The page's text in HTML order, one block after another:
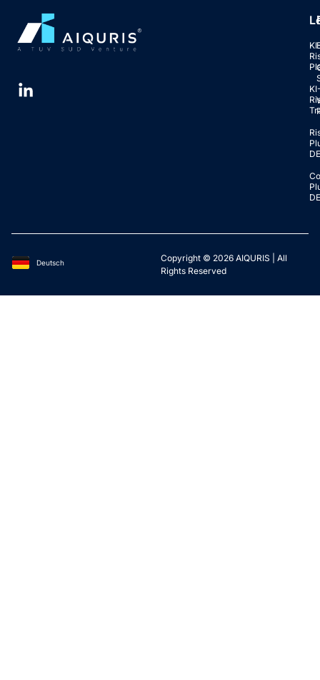
DE
DE
Deutsch
English
Copyright © 2026 AIQURIS | All
Rights Reserved